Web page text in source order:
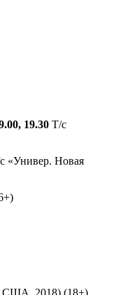
19.30 Т/с
«Универ. Новая
США, 2018) (18+)